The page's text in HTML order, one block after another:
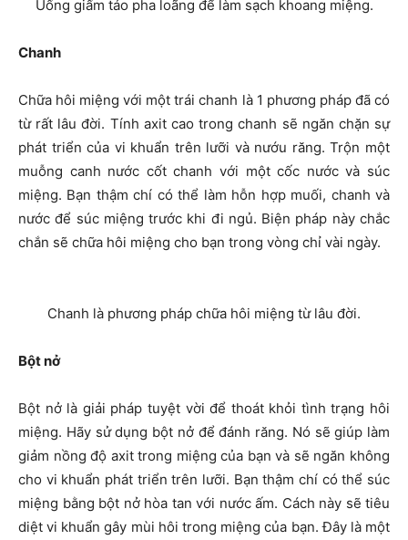
Uống giấm táo pha loãng để làm sạch khoang miệng.
Chanh
Chữa hôi miệng với một trái chanh là 1 phương pháp đã có
từ rất lâu đời. Tính axit cao trong chanh sẽ ngăn chặn sự
phát triển của vi khuẩn trên lưỡi và nướu răng. Trộn một
muỗng canh nước cốt chanh với một cốc nước và súc
miệng. Bạn thậm chí có thể làm hỗn hợp muối, chanh và
nước để súc miệng trước khi đi ngủ. Biện pháp này chắc
chắn sẽ chữa hôi miệng cho bạn trong vòng chỉ vài ngày.
Chanh là phương pháp chữa hôi miệng từ lâu đời.
Bột nở
Bột nở là giải pháp tuyệt vời để thoát khỏi tình trạng hôi
miệng. Hãy sử dụng bột nở để đánh răng. Nó sẽ giúp làm
giảm nồng độ axit trong miệng của bạn và sẽ ngăn không
cho vi khuẩn phát triển trên lưỡi. Bạn thậm chí có thể súc
miệng bằng bột nở hòa tan với nước ấm. Cách này sẽ tiêu
diệt vi khuẩn gây mùi hôi trong miệng của bạn. Đây là một